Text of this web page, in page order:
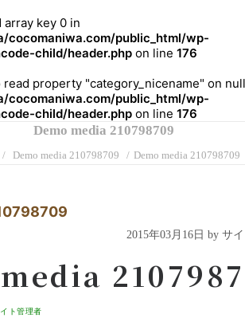
array key 0 in
cocomaniwa.com/public_html/wp-
child/header.php on line 176
read property "category_nicename" on
cocomaniwa.com/public_html/wp-
child/header.php on line 176
Demo media 210798709
Demo media 210798709 Demo media 210798709
2015年03月16日 by サ
ト管理者